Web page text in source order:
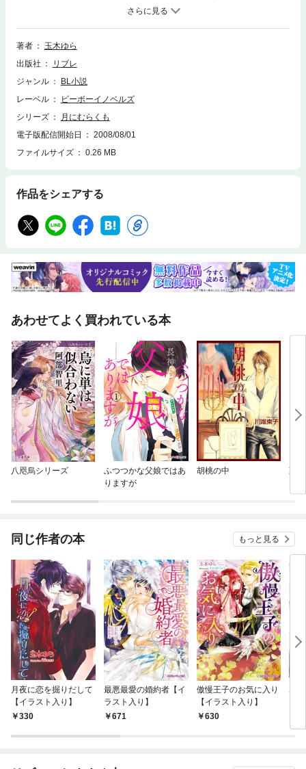
んな豆がなんと唯一の客の紅塵に身請けされ、貴族の奥方（!?）になって
しまったから、さあ大変！ 嵐のように乱暴で強引で独占欲のかたまりｖ
な紅塵が、過保護に「幻月に行くな！」命令を出したところから、喧嘩→
事件と事態はどんどん発展して!? 超人気ラブ★
著者
玉木ゆら
出版社
リブレ
ジャンル
BL小説
レーベル
ビーボーイノベルズ
シリーズ
月にむらくも
電子版配信開始日
2008/08/01
ファイルサイズ
0.26 MB
作品をシェアする
あわせてよく買われている本
八咫烏シリーズ
ふつつかな父娘ではあ
りますが
胡桃の中 薬
同じ作者の本 もっと見る
月夜に恋を掘りだして
【イラスト入り】
330
最悪最愛の婚約者【イ
ラスト入り】
671
傲慢王子のお気に入り
【イラスト入り】
630